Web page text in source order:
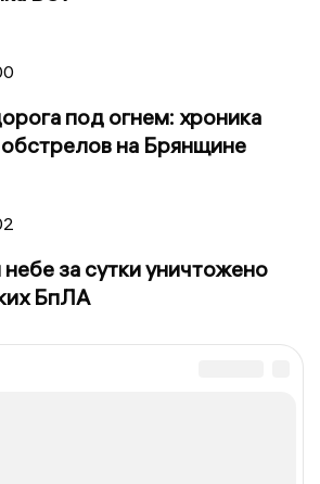
под огнем: хроника
на Брянщине
за сутки уничтожено
БпЛА